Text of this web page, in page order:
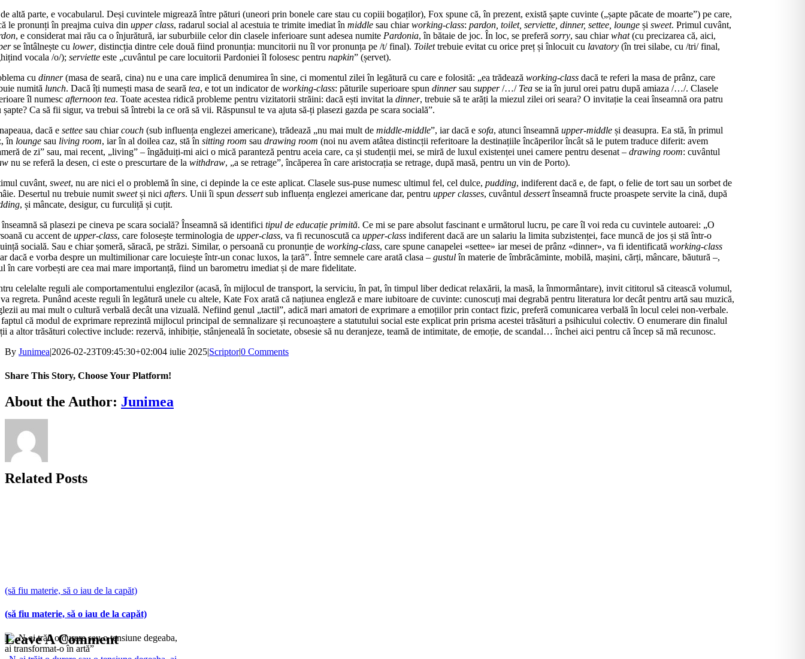
altă parte, e vocabularul. Deși cuvintele migrează între pături (uneori prin bonele care stau cu copiii bo­ga­ți­lor), Fox spune că, în prezent, există șap­te cuvinte („șapte păcate de moar­te”) pe care,
le pronunți în preaj­ma cuiva dinupper class, radarul social al acestuia te trimite imediat înmiddlesau chiarworking-class:pardon, toilet, serviette, dinner, settee, loungeșisweet. Primul cuvânt,
, e considerat mai rău ca o înjurătură, iar suburbiile celor din clasele inferioare sunt adesea nu­mitePardonia, în bătaie de joc. În loc, se preferăsorry, sau chiarwhat(cu pre­cizarea că, aici,
se întâlnește cu lower, distincția dintre cele două fiind pronunția: muncitorii nu îl vor pro­nunța pe /t/ final). Toilettrebuie evi­tat cu orice preț și înlocuit cu lava­tory (în trei silabe, cu /tri/ final,
vocala /o/);serviette este „cuvântul pe care locuitorii Pardoniei îl folo­sesc pentrunapkin” (șervet).
cudinner(masa de seară, cina) nu e una care implică denumirea în sine, ci momentul zilei în legătură cu care e folosită: „ea trădeazăworking-class dacă te referi la masa de prânz, ca­re
numită lunch. Dacă îți nu­mești masa de searătea, e tot un indi­ca­tor deworking-class: păturile superi­oa­re spundinnersausupper/…/ Tea se ia în jurul orei patru după amiaza /…/. Cla­sele
îl numescafternoon tea. Toate acestea ridică probleme pen­tru vizitatorii străini: dacă ești invitat ladinner, trebuie să te arăți la miezul zilei ori seara? O invitație la ceai înseamnă ora patru
șapte? Ca să fii sigur, va tre­bui să întrebi la ce oră să vii. Răs­pun­sul te va ajuta să-ți plasezi gazda pe scara socială”.
dacă esettee sau chiarcouch (sub influența englezei ameri­ca­ne), trădează „nu mai mult demiddle-middle”, iar dacă esofa, atunci înseam­năupper-middle și deasupra. Ea stă, în primul
în lounge sau living room, iar în al doilea caz, stă însitting room saudrawing room (noi nu avem atâtea dis­tincții referitoare la destinațiile încă­pe­rilor încât să le putem traduce dife­rit: avem
de zi” sau, mai recent, „living” – îngăduiți-mi aici o mi­că paranteză pentru aceia care, ca și stu­denții mei, se miră de luxul exis­ten­ței unei camere pentru desenat –dra­wing room: cuvântul
nu se referă la desen, ci este o prescurtare de lawith­draw, „a se retrage”, încăperea în care aris­tocrația se retrage, după masă, pen­tru un vin de Porto).
cuvânt,sweet, nu are nici el o problemă în sine, ci depinde la ce este aplicat. Clasele sus-puse numesc ulti­mul fel, cel dulce,pudding, indiferent dacă e, de fapt, o felie de tort sau un sor­bet de
Desertul nu trebuie nu­mitsweetși niciafters. Unii îi spundessertsub influența englezei americane dar, pentruupper classes, cuvântuldessertînseamnă fructe proaspete ser­vite la cină, după
, și mâncate, desigur, cu furculiță și cuțit.
înseamnă să plasezi pe cineva pe scara socială? Înseamnă să identificitipul de educație primită. Ce mi se pare absolut fascinant e următorul lucru, pe care îl voi reda cu cuvintele autoarei: „O
cu accent deupper-class, care folosește terminologia deupper-class, va fi recunoscută caupper-class in­diferent dacă are un salariu la limita sub­zistenței, face muncă de jos și stă în­tr-o
socială. Sau e chiar șome­ră, săracă, pe străzi. Similar, o persoană cu pronunție deworking-class, care spu­ne canapelei «settee» iar mesei de prânz «dinner», va fi identificatăworking-class
dacă e vorba despre un multimilionar care locuiește într-un conac luxos, la țară”. Între semnele care ara­tă clasa –gustulîn materie de îm­brăcă­minte, mobilă, mașini, cărți, mâncare, băutură –,
în care vor­bești are cea mai mare importanță, fi­ind un barometru imediat și de mare fide­litate.
celelalte reguli ale compor­ta­mentului englezilor (acasă, în mij­lo­cul de transport, la serviciu, în pat, în tim­pul liber dedicat relaxării, la masă, la înmormântare), invit cititorul să citeas­că volumul,
regreta. Punând aces­te reguli în legătură unele cu altele, Kate Fox arată că națiunea engleză e ma­re iubitoare de cuvinte: cunoscuți mai degrabă pentru literatura lor decât pentru artă sau muzică,
au mai mult o cultură verbală decât una vizu­a­lă. Nefiind genul „tactil”, adică mari ama­tori de exprimare a emoțiilor prin con­tact fizic, preferă comunicarea ver­bală în locul celei non-verbale.
că modul de exprimare reprezintă mijlocul principal de semnalizare și re­cu­noaștere a statutului social este ex­pli­cat prin prisma acestei trăsături a psi­hi­cu­lui colectiv. O enumerare din finalul
a altor trăsături colective include: re­zervă, inhibiție, stânjeneală în socie­ta­te, obsesie să nu deranjeze, teamă de in­ti­mitate, de emoție, de scandal… închei aici pentru că încep să mă recunosc.
By Junimea|2026-02-23T09:45:30+02:004 iulie 2025|Scriptor|0 Comments
Share This Story, Choose Your Platform!
Facebook
X
Bluesky
Reddit
LinkedIn
WhatsApp
Telegram
Tumblr
Xing
Email
Copy
Link
About the Author: Junimea
Related Posts
(să fiu materie, să o iau de la capăt)
(să fiu materie, să o iau de la capăt)
Leave A Comment